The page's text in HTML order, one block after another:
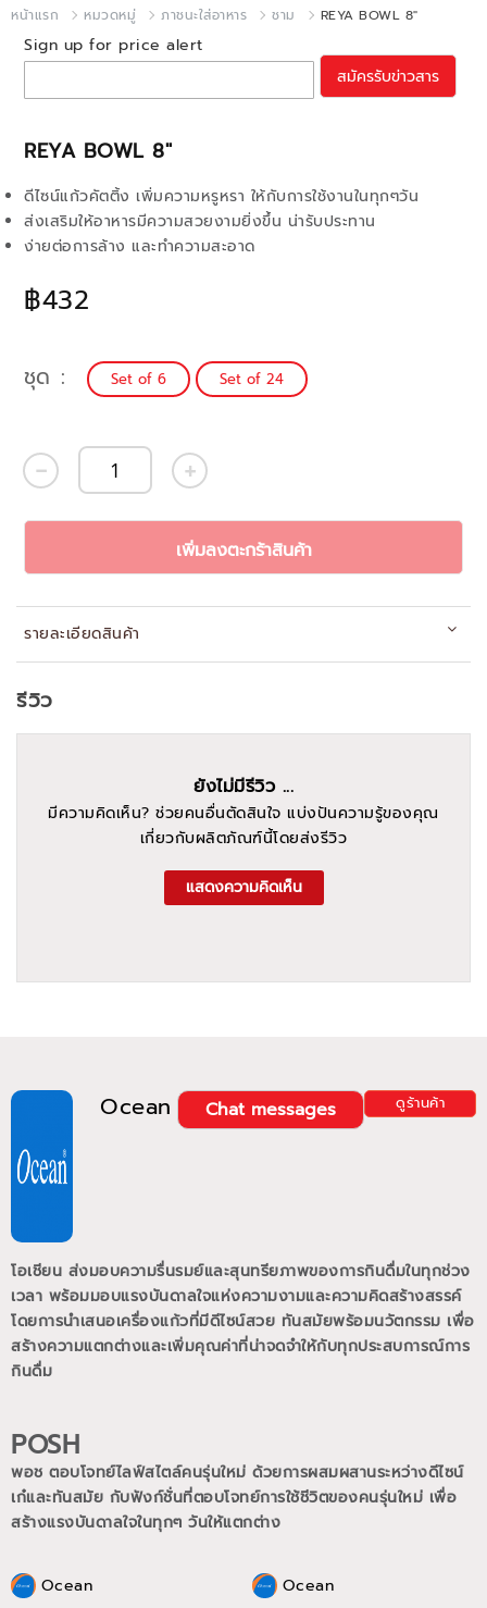
หน้าแรก หมวดหมู่ ภาชนะใส่อาหาร ชาม REYA BOWL 8"
REYA BOWL 8"
฿432
ดีไซน์แก้วคัตติ้ง เพิ่มความหรูหรา ให้กับการใช้งานในทุกๆวัน
ส่งเสริมให้อาหารมีความสวยงามยิ่งขึ้น น่ารับประทาน
ง่ายต่อการล้าง และทำความสะอาด
Sign up for price alert
สมัครรับข่าวสาร
ชุด Set of 6 Set of 24
เพิ่มลงตะกร้าสินค้า
รายละเอียดสินค้า
Ocean ดูร้านค้า
Chat messages
โอเชียน ส่งมอบความรื่นรมย์และสุนทรียภาพของการกินดื่มในทุกช่วง
เวลา พร้อมมอบแรงบันดาลใจแห่งความงามและความคิดสร้างสรรค์
โดยการนำเสนอเครื่องแก้วที่มีดีไซน์สวย ทันสมัยพร้อมนวัตกรรม เพื่อ
สร้างความแตกต่างและเพิ่มคุณค่าที่น่าจดจำให้กับทุกประสบการณ์การ
กินดื่ม
POSH
พอช ตอบโจทย์ไลฟ์สไตล์คนรุ่นใหม่ ด้วยการผสมผสานระหว่างดีไซน์
เก๋และทันสมัย กับฟังก์ชั่นที่ตอบโจทย์การใช้ชีวิตของคนรุ่นใหม่ เพื่อ
สร้างแรงบันดาลใจในทุกๆ วันให้แตกต่าง
Ocean Ocean
รีวิว
ยังไม่มีรีวิว ...
มีความคิดเห็น? ช่วยคนอื่นตัดสินใจ แบ่งปันความรู้ของคุณ
เกี่ยวกับผลิตภัณฑ์นี้โดยส่งรีวิว
แสดงความคิดเห็น